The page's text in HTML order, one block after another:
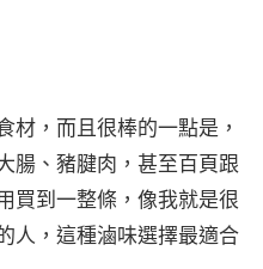
材，而且很棒的一點是，
腸、豬腱肉，甚至百頁跟
買到一整條，像我就是很
人，這種滷味選擇最適合